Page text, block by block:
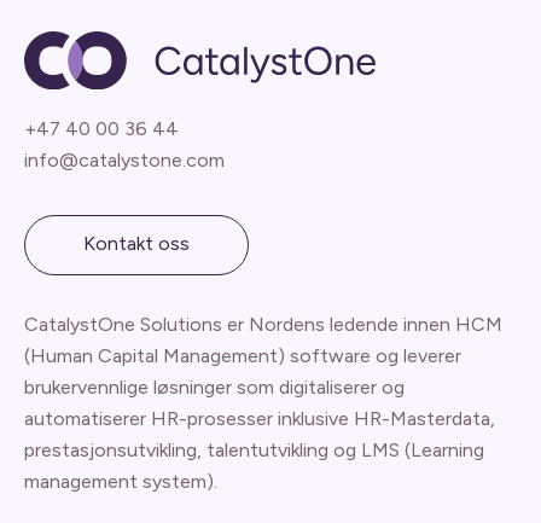
+47 40 00 36 44
info@catalystone.com
Kontakt oss
CatalystOne Solutions er Nordens ledende innen HCM
(Human Capital Management) software og leverer
brukervennlige løsninger som digitaliserer og
automatiserer HR-prosesser inklusive HR-Masterdata,
prestasjonsutvikling, talentutvikling og LMS (Learning
management system).